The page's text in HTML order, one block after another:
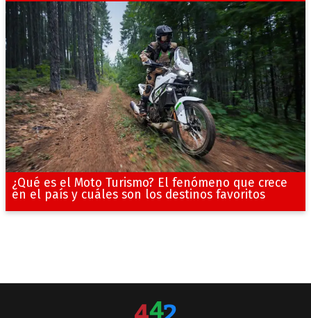
¿Qué es el Moto Turismo? El fenómeno que crece
en el país y cuáles son los destinos favoritos